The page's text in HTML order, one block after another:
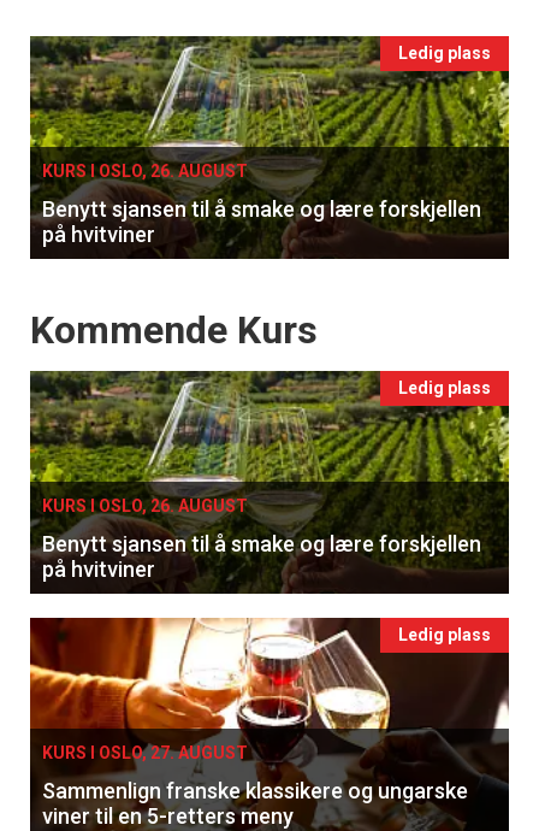
Events
single
Ledig plass
KURS I OSLO, 26. AUGUST
Benytt sjansen til å smake og lære forskjellen
på hvitviner
Events
Kommende Kurs
Ledig plass
KURS I OSLO, 26. AUGUST
Benytt sjansen til å smake og lære forskjellen
på hvitviner
Ledig plass
KURS I OSLO, 27. AUGUST
Sammenlign franske klassikere og ungarske
viner til en 5-retters meny